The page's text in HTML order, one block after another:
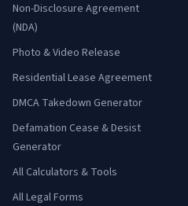
Non-Disclosure Agreement
(NDA)
Photo & Video Release
Residential Lease Agreement
DMCA Takedown Generator
Defamation Cease & Desist
Generator
All Calculators & Tools
All Legal Forms